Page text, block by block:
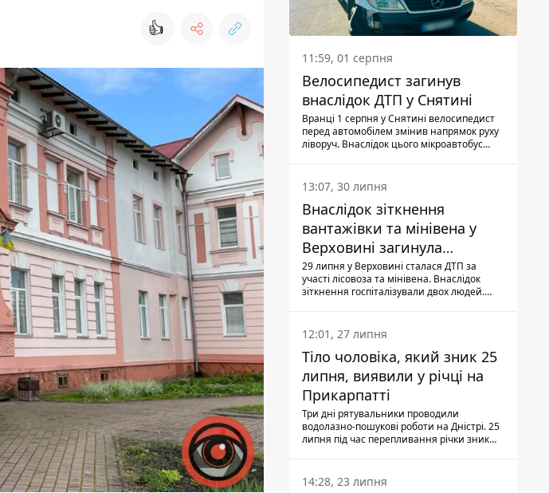
👍
11:59, 01 серпня
Велосипедист загинув
внаслідок ДТП у Снятині
Вранці 1 серпня у Снятині велосипедист
перед автомобілем змінив напрямок руху
ліворуч. Внаслідок цього мікроавтобус
13:07, 30 липня
Внаслідок зіткнення
вантажівки та мінівена у
Верховині загинула
пасажирка, водійка - у
лікарні
29 липня у Верховині сталася ДТП за
участі лісовоза та мінівена. Внаслідок
зіткнення госпіталізували двох людей.
Також травми отримала водійка
автомобіля.
12:01, 27 липня
Тіло чоловіка, який зник 25
липня, виявили у річці на
Прикарпатті
Три дні рятувальники проводили
водолазно-пошукові роботи на Дністрі. 25
липня під час перепливання річки зник
виявили тіло.
14:28, 23 липня